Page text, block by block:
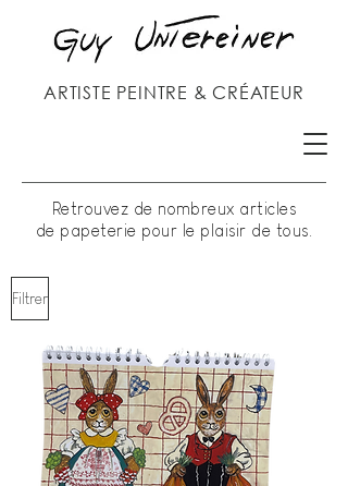
ARTISTE PEINTRE & CRÉATEUR
Retrouvez de nombreux articles
de papeterie pour le plaisir de tous.
Filtrer